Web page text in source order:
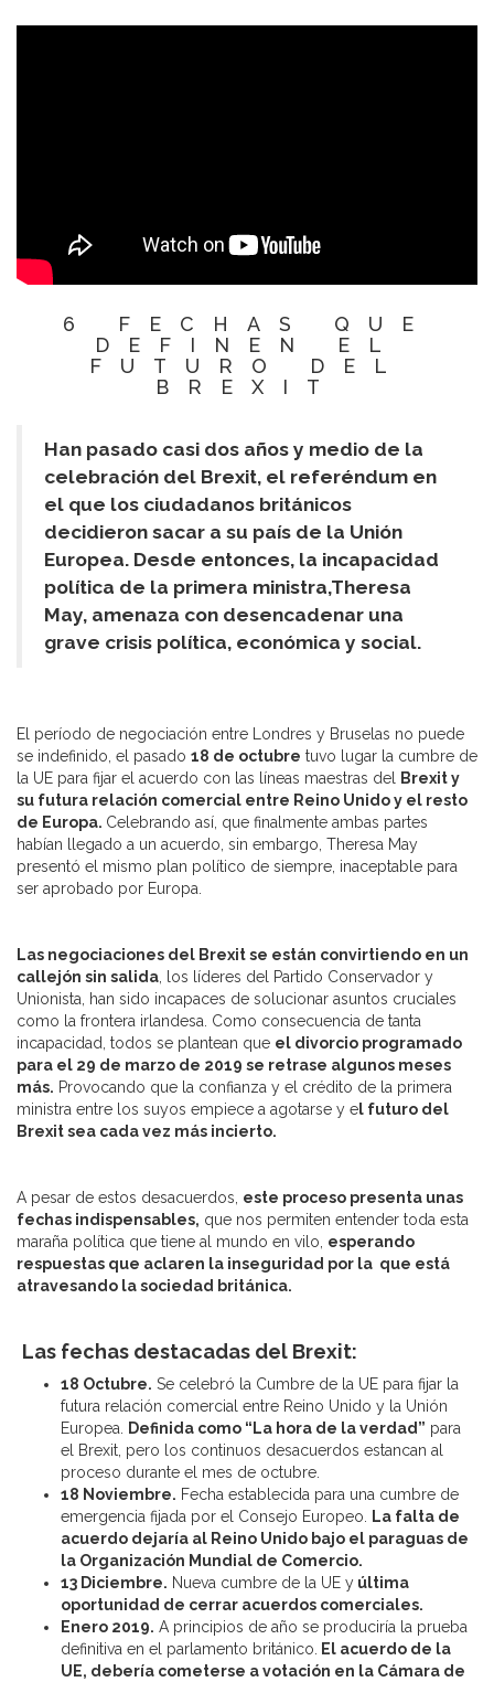
6 FECHAS QUE
DEFINEN EL
FUTURO DEL
BREXIT
Han pasado casi dos años y medio de la
celebración del Brexit, el referéndum en
el que los ciudadanos británicos
decidieron sacar a su país de la Unión
Europea. Desde entonces, la incapacidad
política de la primera ministra,Theresa
May, amenaza con desencadenar una
grave crisis política, económica y social.
El período de negociación entre Londres y Bruselas no puede
se indefinido, el pasado 18 de octubre tuvo lugar la cumbre de
la UE para fijar el acuerdo con las líneas maestras del
Brexit y
su futura relación comercial entre Reino Unido y el resto
de Europa. Celebrando así, que finalmente ambas partes
habían llegado a un acuerdo, sin embargo, Theresa May
presentó el mismo plan político de siempre, inaceptable para
ser aprobado por Europa.
Las negociaciones del Brexit se están convirtiendo en un
callejón sin salida , los líderes del Partido Conservador y
Unionista, han sido incapaces de solucionar asuntos cruciales
como la frontera irlandesa. Como consecuencia de tanta
incapacidad, todos se plantean que el divorcio programado
para el 29 de marzo de 2019 se retrase algunos meses
más. Provocando que la confianza y el crédito de la primera
ministra entre los suyos empiece a agotarse y el futuro del
Brexit sea cada vez más incierto.
A pesar de estos desacuerdos, este proceso presenta unas
fechas indispensables, que nos permiten entender toda esta
maraña política que tiene al mundo en vilo, esperando
respuestas que aclaren la inseguridad por la que está
atravesando la sociedad británica.
Las fechas destacadas del Brexit:
18 Octubre. Se celebró la Cumbre de la UE para fijar la
futura relación comercial entre Reino Unido y la Unión
Europea.
Definida como “La hora de la verdad” para
el Brexit, pero los continuos desacuerdos estancan al
proceso durante el mes de octubre.
18 Noviembre. Fecha establecida para una cumbre de
emergencia fijada por el Consejo Europeo.
La falta de
acuerdo dejaría al Reino Unido bajo el paraguas de
la Organización Mundial de Comercio.
13 Diciembre. Nueva cumbre de la UE y última
oportunidad de cerrar acuerdos comerciales.
Enero 2019. A principios de año se produciría la prueba
definitiva en el parlamento británico.
El acuerdo de la
UE, debería cometerse a votación en la Cámara de